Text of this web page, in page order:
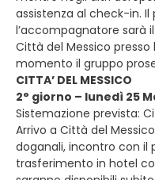
assistenza al check-in.
l’accompagnatore sarà
Città del Messico presso
momento il gruppo
CITTA’ DEL MESSICO
2° giorno – lunedì 25
Sistemazione prevista:
Arrivo a Città del
doganali, incontro con il
trasferimento in hotel